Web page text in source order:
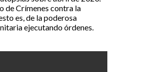
de Crímenes contra la
es, de la poderosa
ejecutando órdenes.